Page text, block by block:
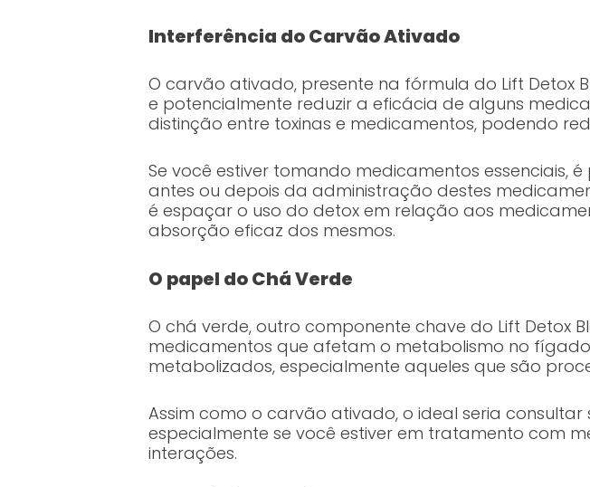
Interferência do Carvão Ativado
O carvão ativado, presente na fórmula do Lift Detox
e potencialmente reduzir a eficácia de alguns
distinção entre toxinas e medicamentos, podendo
Se você estiver tomando medicamentos essenciais,
antes ou depois da administração destes
é espaçar o uso do detox em relação aos
absorção eficaz dos mesmos.
O papel do Chá Verde
O chá verde, outro componente chave do Lift Detox
medicamentos que afetam o metabolismo no
metabolizados, especialmente aqueles que são
Assim como o carvão ativado, o ideal seria
especialmente se você estiver em tratamento com
interações.